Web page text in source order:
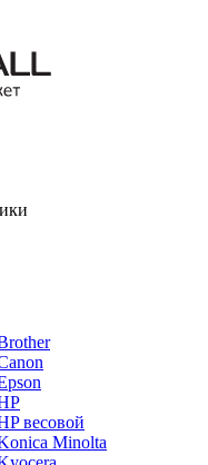
весовой
Minolta